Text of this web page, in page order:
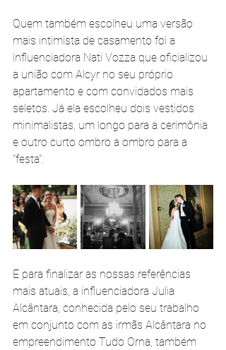
Quem também escolheu uma versão
mais intimista de casamento foi a
influenciadora Nati Vozza que oficializou
a união com Alcyr no seu próprio
apartamento e com convidados mais
seletos. Já ela escolheu dois vestidos
minimalistas, um longo para a cerimônia
e outro curto ombro a ombro para a
"festa".
E para finalizar as nossas referências
mais atuais, a influenciadora Julia
Alcântara, conhecida pelo seu trabalho
em conjunto com as irmãs Alcântara no
empreendimento Tudo Orna, também